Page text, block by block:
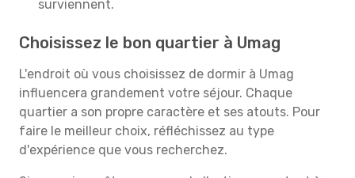
surviennent.
Choisissez le bon quartier à Umag
L'endroit où vous choisissez de dormir à Umag
influencera grandement votre séjour. Chaque
quartier a son propre caractère et ses atouts. Pour
faire le meilleur choix, réfléchissez au type
d'expérience que vous recherchez.